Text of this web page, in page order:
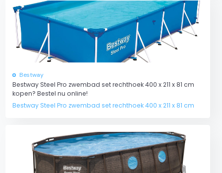
Bestway
Bestway Steel Pro zwembad set rechthoek 400 x 211 x 81 cm
kopen? Bestel nu online!
Bestway Steel Pro zwembad set rechthoek 400 x 211 x 81 cm